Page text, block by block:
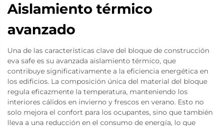
Aislamiento térmico
avanzado
Una de las características clave del bloque de construcción
eva safe es su avanzada aislamiento térmico, que
contribuye significativamente a la eficiencia energética en
los edificios. La composición única del material del bloque
regula eficazmente la temperatura, manteniendo los
interiores cálidos en invierno y frescos en verano. Esto no
solo mejora el confort para los ocupantes, sino que también
lleva a una reducción en el consumo de energía, lo que